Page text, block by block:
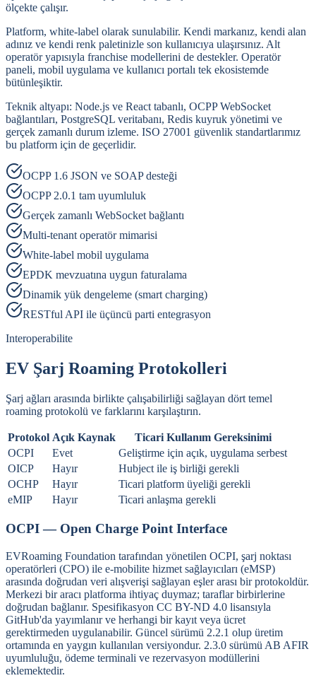
ölçekte çalışır.
Platform, white-label olarak sunulabilir. Kendi markanız, kendi alan
adınız ve kendi renk paletinizle son kullanıcıya ulaşırsınız. Alt
operatör yapısıyla franchise modellerini de destekler. Operatör
paneli, mobil uygulama ve kullanıcı portalı tek ekosistemde
bütünleşiktir.
Teknik altyapı: Node.js ve React tabanlı, OCPP WebSocket
bağlantıları, PostgreSQL veritabanı, Redis kuyruk yönetimi ve
gerçek zamanlı durum izleme. ISO 27001 güvenlik standartlarımız
bu platform için de geçerlidir.
OCPP 1.6 JSON ve SOAP desteği
OCPP 2.0.1 tam uyumluluk
Gerçek zamanlı WebSocket bağlantı
Multi-tenant operatör mimarisi
White-label mobil uygulama
EPDK mevzuatına uygun faturalama
Dinamik yük dengeleme (smart charging)
RESTful API ile üçüncü parti entegrasyon
Interoperabilite
EV Şarj Roaming Protokolleri
Şarj ağları arasında birlikte çalışabilirliği sağlayan dört temel
roaming protokolü ve farklarını karşılaştırın.
Protokol Açık Kaynak
Ticari Kullanım Gereksinimi
OCPI
Evet
Geliştirme için açık, uygulama serbest
OICP
Hayır
Hubject ile iş birliği gerekli
OCHP
Hayır
Ticari platform üyeliği gerekli
eMIP
Hayır Ticari anlaşma gerekli
OCPI — Open Charge Point Interface
EVRoaming Foundation tarafından yönetilen OCPI, şarj noktası
operatörleri (CPO) ile e-mobilite hizmet sağlayıcıları (eMSP)
arasında doğrudan veri alışverişi sağlayan eşler arası bir protokoldür.
Merkezi bir aracı platforma ihtiyaç duymaz; taraflar birbirlerine
doğrudan bağlanır. Spesifikasyon CC BY-ND 4.0 lisansıyla
GitHub'da yayımlanır ve herhangi bir kayıt veya ücret
gerektirmeden uygulanabilir. Güncel sürümü 2.2.1 olup üretim
ortamında en yaygın kullanılan versiyondur. 2.3.0 sürümü AB AFIR
uyumluluğu, ödeme terminali ve rezervasyon modüllerini
eklemektedir.